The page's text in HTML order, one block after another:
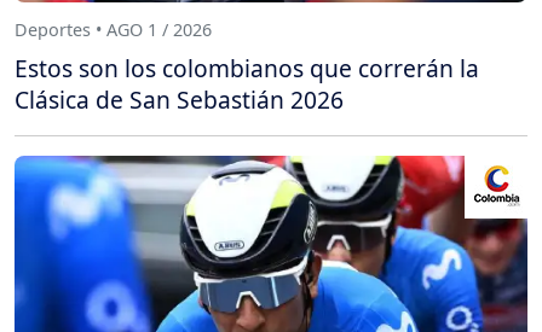
Deportes • AGO 1 / 2026
Estos son los colombianos que correrán la
Clásica de San Sebastián 2026